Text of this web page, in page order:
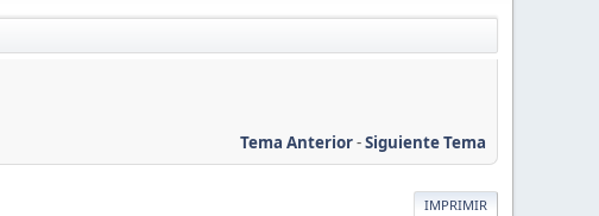
Tema Anterior-Siguiente Tema
IMPRIMIR